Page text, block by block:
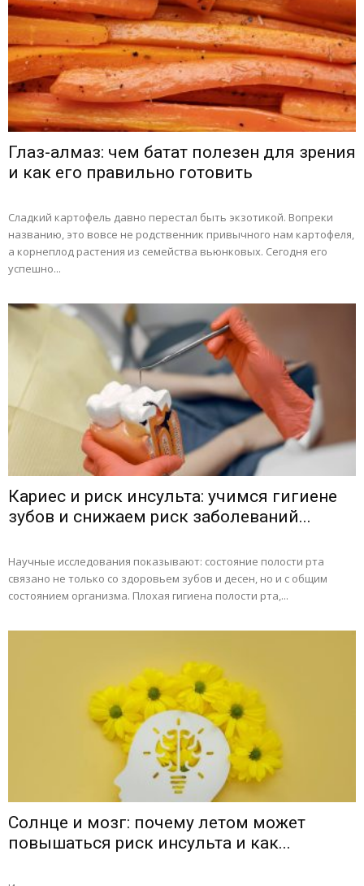
Глаз-алмаз: чем батат полезен для зрения
и как его правильно готовить
Сладкий картофель давно перестал быть экзотикой. Вопреки
названию, это вовсе не родственник привычного нам картофеля,
а корнеплод растения из семейства вьюнковых. Сегодня его
успешно...
Кариес и риск инсульта: учимся гигиене
зубов и снижаем риск заболеваний...
Научные исследования показывают: состояние полости рта
связано не только со здоровьем зубов и десен, но и с общим
состоянием организма. Плохая гигиена полости рта,...
Солнце и мозг: почему летом может
повышаться риск инсульта и как...